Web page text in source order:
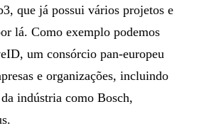
que já possui vários projetos e
lá. Como exemplo podemos
um consórcio pan-europeu
e organizações, incluindo
indústria como Bosch,